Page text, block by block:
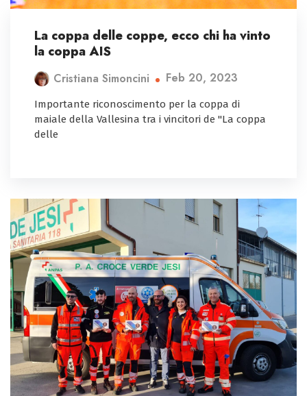
La coppa delle coppe, ecco chi ha vinto
la coppa AIS
Cristiana Simoncini Feb 20, 2023
Importante riconoscimento per la coppa di
maiale della Vallesina tra i vincitori de "La coppa
delle